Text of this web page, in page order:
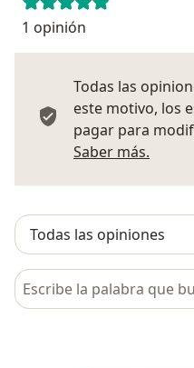
1 opinión
Todas las
este motivo, los
pagar para
Saber más.
Busca en opiniones